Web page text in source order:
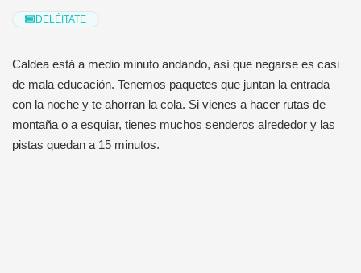
DELÉITATE
Caldea está a medio minuto andando, así que negarse es casi
de mala educación. Tenemos paquetes que juntan la entrada
con la noche y te ahorran la cola. Si vienes a hacer rutas de
montaña o a esquiar, tienes muchos senderos alrededor y las
pistas quedan a 15 minutos.